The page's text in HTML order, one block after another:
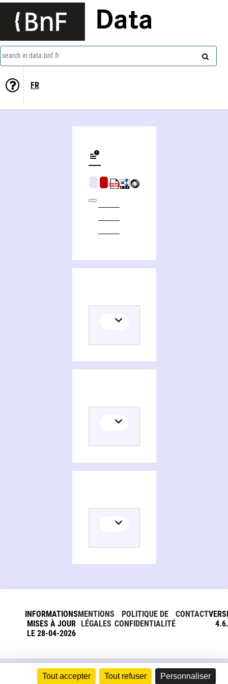
Tout accepter Tout refuser Personnaliser
Data
search in data.bnf.fr
FR
INFORMATIONS
MISES À JOUR
LE 28-04-2026
MENTIONS
LÉGALES
POLITIQUE DE
CONFIDENTIALITÉ
CONTACT